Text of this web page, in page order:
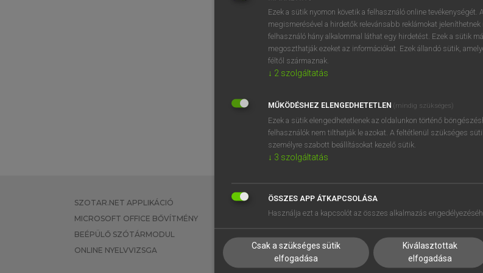
BELÉPÉS
SZOTAR.NET APPLIKÁCIÓ
MICROSOFT OFFICE BŐVÍTMÉNY
BEÉPÜLŐ SZÓTÁRMODUL
ONLINE NYELVVIZSGA
EGYÉNI FELHASZNÁLÓKNAK
TANULÓKNAK
VÁLLALATI MEGOLDÁSOK
SÚGÓ
RÓLUNK
SÜTI BEÁLLÍTÁSOK
Ezek a sütik nyomon követik a felhasználó online tevékenységét.
megismerésével a hirdetők relevánsabb reklámokat
felhasználó hány alkalommal láthat egy hirdetést. Ezek a sütik
megoszthatják ezeket az információkat. Ezek állandó sütik,
féltől származnak.
↓ 2 szolgáltatás
MŰKÖDÉSHEZ ELENGEDHETETLEN (mindig szükséges)
Ezek a sütik elengedhetetlenek az oldalunkon történő
felhasználók nem tilthatják le azokat. A feltétlenül szükséges
személyre szabott beállításokat kezelő sütik.
↓ 3 szolgáltatás
ÖSSZES APP ÁTKAPCSOLÁSA
Használja ezt a kapcsolót az összes alkalmazás
Csak a szükséges sütik
elfogadása
Kiválasztottak
elfogadása